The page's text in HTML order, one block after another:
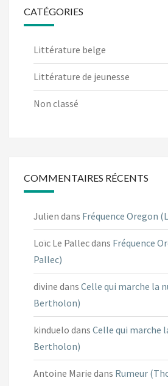
CATÉGORIES
Littérature belge
Littérature de jeunesse
Non classé
COMMENTAIRES RÉCENTS
Julien dans Fréquence Oregon
Loïc Le Pallecdans Fréquence
Pallec)
divine dans Celle qui marche la
Bertholon)
kinduelo dans Celle qui marche
Bertholon)
Antoine Marie dans Rumeur